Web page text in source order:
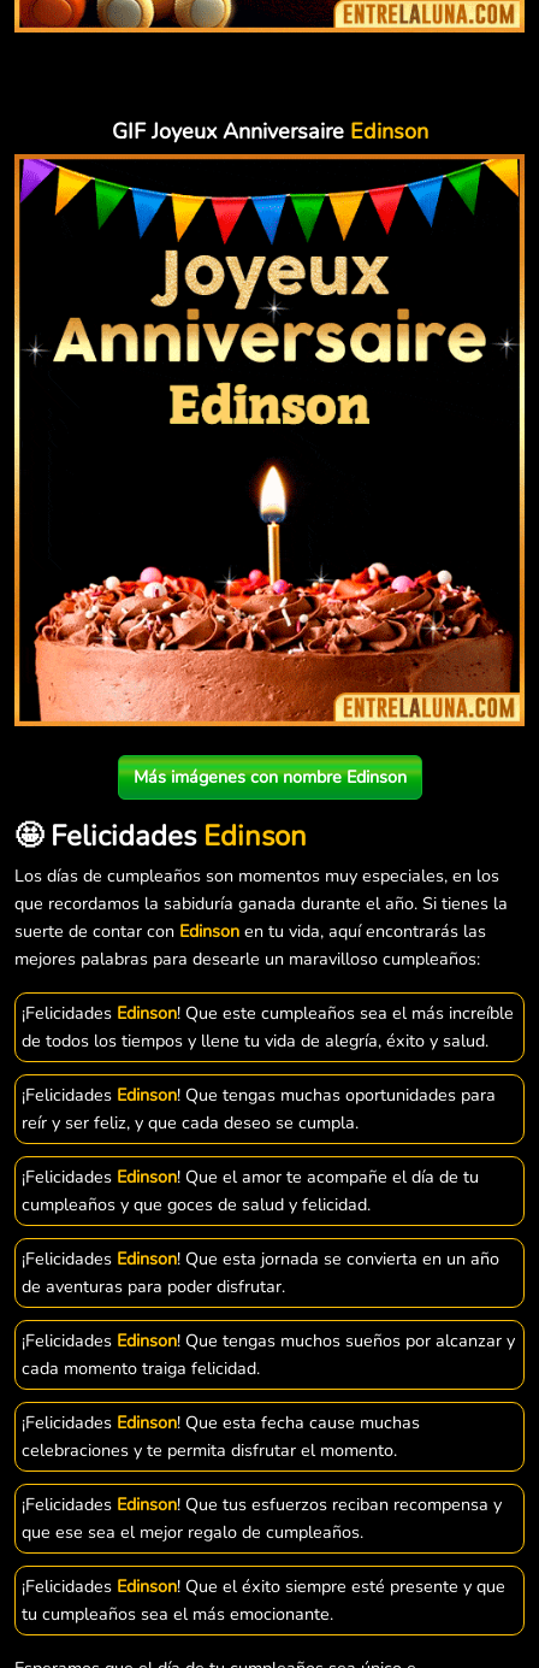
GIF Joyeux Anniversaire Edinson
Más imágenes con nombre Edinson
🤩 Felicidades Edinson
Los días de cumpleaños son momentos muy especiales, en los
que recordamos la sabiduría ganada durante el año. Si tienes la
suerte de contar con Edinson en tu vida, aquí encontrarás las
mejores palabras para desearle un maravilloso cumpleaños:
¡Felicidades Edinson! Que este cumpleaños sea el más increíble
de todos los tiempos y llene tu vida de alegría, éxito y salud.
¡Felicidades Edinson! Que tengas muchas oportunidades para
reír y ser feliz, y que cada deseo se cumpla.
¡Felicidades Edinson! Que el amor te acompañe el día de tu
cumpleaños y que goces de salud y felicidad.
¡Felicidades Edinson! Que esta jornada se convierta en un año
de aventuras para poder disfrutar.
¡Felicidades Edinson! Que tengas muchos sueños por alcanzar y
cada momento traiga felicidad.
¡Felicidades Edinson! Que esta fecha cause muchas
celebraciones y te permita disfrutar el momento.
¡Felicidades Edinson! Que tus esfuerzos reciban recompensa y
que ese sea el mejor regalo de cumpleaños.
¡Felicidades Edinson! Que el éxito siempre esté presente y que
tu cumpleaños sea el más emocionante.